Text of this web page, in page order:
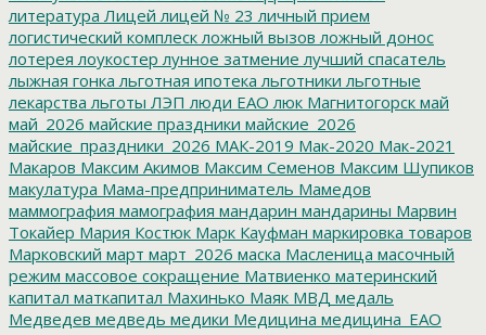
литература Лицей лицей № 23 личный прием
логистический комплеск ложный вызов ложный донос
лотерея лоукостер лунное затмение лучший спасатель
лыжная гонка льготная ипотека льготники льготные
лекарства льготы ЛЭП люди ЕАО люк Магнитогорск май
май_2026 майские праздники майские_2026
майские_праздники_2026 МАК-2019 Мак-2020 Мак-2021
Макаров Максим Акимов Максим Семенов Максим Шупиков
макулатура Мама-предприниматель Мамедов
маммография мамография мандарин мандарины Марвин
Токайер Мария Костюк Марк Кауфман маркировка товаров
Марковский март март_2026 маска Масленица масочный
режим массовое сокращение Матвиенко материнский
капитал маткапитал Махинько Маяк МВД медаль
Медведев медведь медики Медицина медицина_ЕАО